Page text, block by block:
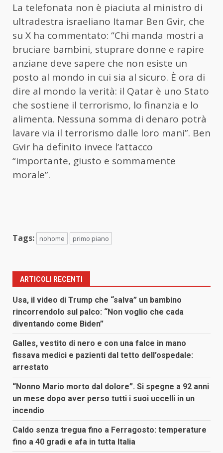
La telefonata non è piaciuta al ministro di
ultradestra israeliano Itamar Ben Gvir, che
su X ha commentato: “Chi manda mostri a
bruciare bambini, stuprare donne e rapire
anziane deve sapere che non esiste un
posto al mondo in cui sia al sicuro. È ora di
dire al mondo la verità: il Qatar è uno Stato
che sostiene il terrorismo, lo finanzia e lo
alimenta. Nessuna somma di denaro potrà
lavare via il terrorismo dalle loro mani”. Ben
Gvir ha definito invece l’attacco
“importante, giusto e sommamente
morale”.
Tags: nohome primo piano
ARTICOLI RECENTI
Usa, il video di Trump che “salva” un bambino
rincorrendolo sul palco: “Non voglio che cada
diventando come Biden”
Galles, vestito di nero e con una falce in mano
fissava medici e pazienti dal tetto dell’ospedale:
arrestato
“Nonno Mario morto dal dolore”. Si spegne a 92 anni
un mese dopo aver perso tutti i suoi uccelli in un
incendio
Caldo senza tregua fino a Ferragosto: temperature
fino a 40 gradi e afa in tutta Italia